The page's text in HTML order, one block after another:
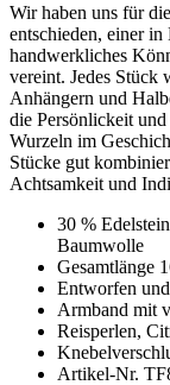
Wir haben uns für
entschieden, einer
handwerkliches
vereint. Jedes Stück
Anhängern und
die Persönlickeit und
Wurzeln im
Stücke gut
Achtsamkeit und
30 %
Baumwolle
Gesamtlänge
Entworfen
Armband mit
Reisperlen,
Artikel-Nr.